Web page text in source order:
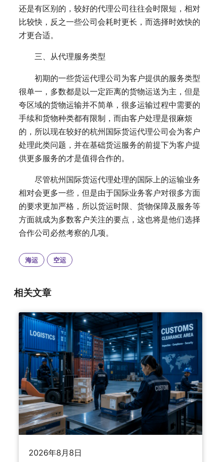
还是有区别的，较好的代理公司往往会时限短，相对
比较快，反之一些公司会耗时更长，而选择时效快的
才更合适。
三、从代理服务类型
初期的一些货运代理公司为客户提供的服务类型
很单一，多数都是以一定距离的货物运送为主，但是
夸区域的货物运输并不简单，很多运输过程中需要的
手续和货物种类都有限制，而由客户处理是很麻烦
的，所以现在较好的杭州国际货运代理公司会为客户
处理此类问题，并在基础货运服务的前提下为客户提
供更多服务的才是值得合作的。
尽管杭州国际货运代理处理的国际上的运输业务
相对会更多一些，但是由于国际业务客户对很多方面
的要求更加严格，所以货运时限、货物保障及服务等
方面就成为多数客户关注的要点，这也将是他们选择
合作公司必然考察的几项。
海运 空运
相关文章
2026年8月8日